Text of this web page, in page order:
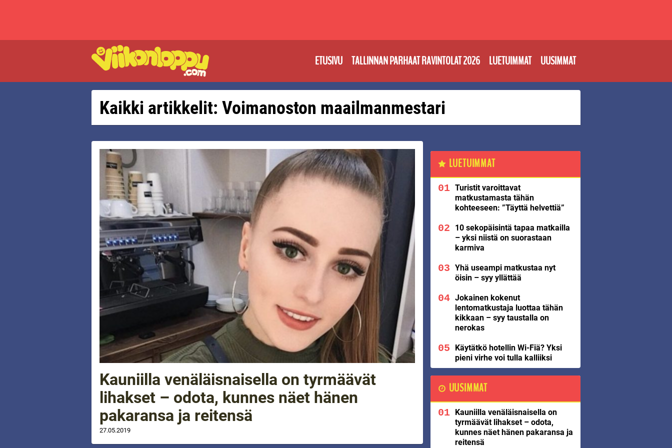
ETUSIVU TALLINNAN PARHAAT RAVINTOLAT 2026 LUETUIMMAT UUSIMMAT
Kaikki artikkelit: Voimanoston maailmanmestari
Kauniilla venäläisnaisella on tyrmäävät
lihakset – odota, kunnes näet hänen
pakaransa ja reitensä
27.05.2019
LUETUIMMAT
Turistit varoittavat
matkustamasta tähän
kohteeseen: ”Täyttä helvettiä”
10 sekopäisintä tapaa matkailla
– yksi niistä on suorastaan
karmiva
Yhä useampi matkustaa nyt
öisin – syy yllättää
Jokainen kokenut
lentomatkustaja luottaa tähän
kikkaan – syy taustalla on
nerokas
Käytätkö hotellin Wi-Fiä? Yksi
pieni virhe voi tulla kalliiksi
UUSIMMAT
Kauniilla venäläisnaisella on
tyrmäävät lihakset – odota,
kunnes näet hänen pakaransa ja
reitensä